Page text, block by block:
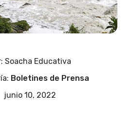
Soacha Educativa
Boletines de Prensa
junio 10, 2022